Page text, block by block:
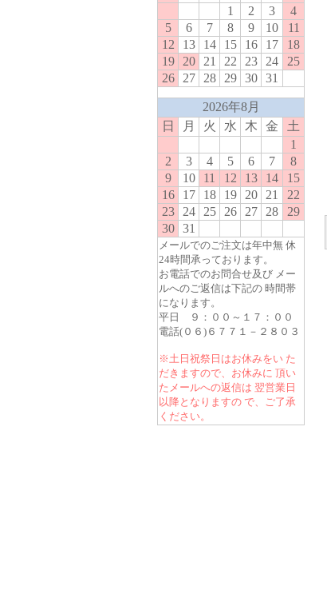
1
2 3
4
5
6 7 8 9 10
11
12
13 14 15 16 17
18
19
20 21 22 23 24
25
26
27 28 29 30 31
2026年8月
日
月 火 水 木 金
土
1
2
3 4 5 6 7
8
9
10 11 12 13 14
15
16
17 18 19 20 21
22
23
24 25 26 27 28
29
30
31
メールでのご注文は年中無 休
24時間承っております。
お電話でのお問合せ及び メー
ルへのご返信は下記の 時間帯
になります。
平日 ９：００～１７：００
電話(０６)６７７１－２８０３
※土日祝祭日はお休みをい た
だきますので、お休みに 頂い
たメールへの返信は 翌営業日
以降となりますの で、ご了承
ください。